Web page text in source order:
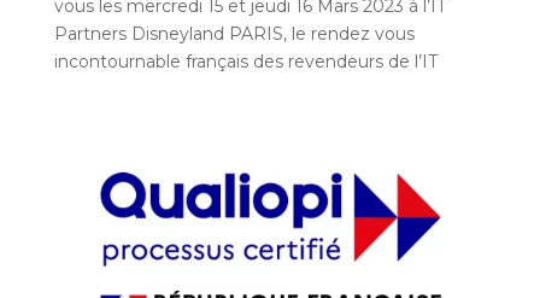
vous les mercredi 15 et jeudi 16 Mars 2023 à l’IT
Partners Disneyland PARIS, le rendez vous
incontournable français des revendeurs de l’IT